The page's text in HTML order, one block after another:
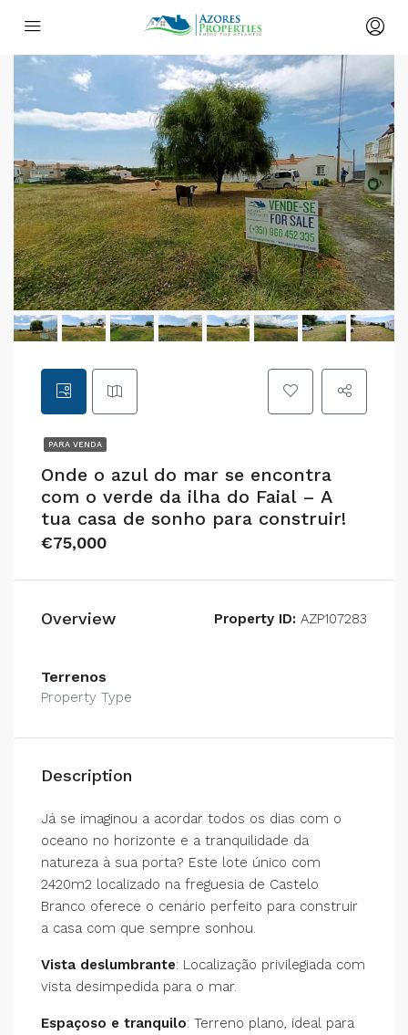
PARA VENDA
Onde o azul do mar se encontra
com o verde da ilha do Faial – A
tua casa de sonho para construir!
€75,000
Overview Property ID: AZP107283
Terrenos
Property Type
Description
Já se imaginou a acordar todos os dias com o
oceano no horizonte e a tranquilidade da
natureza à sua porta? Este lote único com
2420m2 localizado na freguesia de Castelo
Branco oferece o cenário perfeito para construir
a casa com que sempre sonhou.
Vista deslumbrante: Localização privilegiada com
vista desimpedida para o mar.
Espaçoso e tranquilo: Terreno plano, ideal para